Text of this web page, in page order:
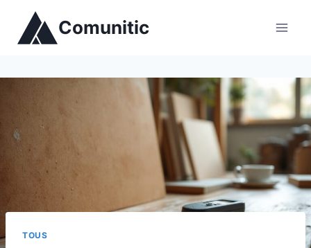
contenu
Comunitic
TOUS